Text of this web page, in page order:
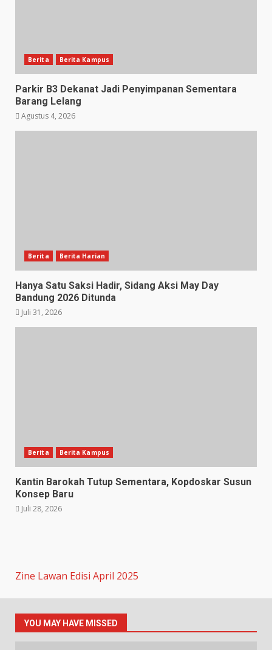
Berita Berita Kampus
Parkir B3 Dekanat Jadi Penyimpanan Sementara
Barang Lelang
Agustus 4, 2026
Berita Berita Harian
Hanya Satu Saksi Hadir, Sidang Aksi May Day
Bandung 2026 Ditunda
Juli 31, 2026
Berita Berita Kampus
Kantin Barokah Tutup Sementara, Kopdoskar Susun
Konsep Baru
Juli 28, 2026
Zine Lawan Edisi April 2025
YOU MAY HAVE MISSED